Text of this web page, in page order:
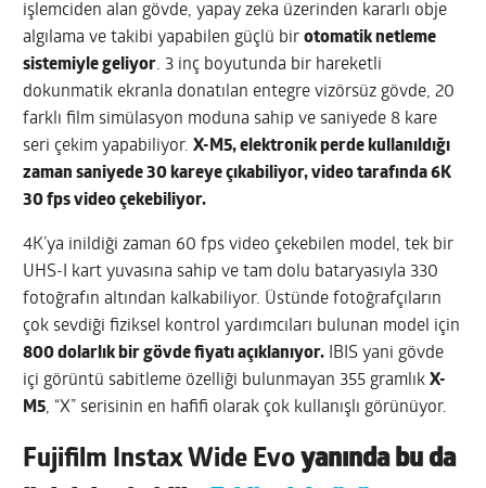
işlemciden alan gövde, yapay zeka üzerinden kararlı obje
algılama ve takibi yapabilen güçlü birotomatik netleme
sistemiyle geliyor. 3 inç boyutunda bir hareketli
dokunmatik ekranla donatılan entegre vizörsüz gövde, 20
farklı film simülasyon moduna sahip ve saniyede 8 kare
seri çekim yapabiliyor.X-M5, elektronik perde kullanıldığı
zaman saniyede 30 kareye çıkabiliyor, video tarafında 6K
30 fps video çekebiliyor.
4K’ya inildiği zaman 60 fps video çekebilen model, tek bir
UHS-I kart yuvasına sahip ve tam dolu bataryasıyla 330
fotoğrafın altından kalkabiliyor. Üstünde fotoğrafçıların
çok sevdiği fiziksel kontrol yardımcıları bulunan model için
800 dolarlık bir gövde fiyatı açıklanıyor. IBIS yani gövde
içi görüntü sabitleme özelliği bulunmayan 355 gramlıkX-
M5, “X” serisinin en hafifi olarak çok kullanışlı görünüyor.
Fujifilm Instax Wide Evoyanında bu da